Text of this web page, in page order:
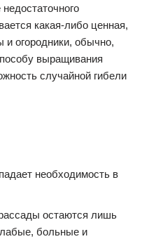
какая-либо ценная,
и огородники, обычно,
выращивания
случайной гибели
необходимость в
остаются лишь
больные и